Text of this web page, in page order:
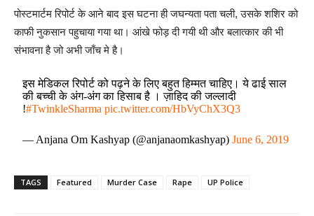
पोस्टमार्टम रिपोर्ट के आने बाद इस घटना ही जघन्यता पता चली, उसके शशिर को
काफी नुकसान पहुचाया गया था। आंखे फोड़ दी गयी थी और बलात्कार की भी
संभावना है जो अभी जाँच मे है।
इस मेडिकल रिपोर्ट को पढ़ने के लिए बहुत हिम्मत चाहिए। ये ढाई साल
की बच्ची के अंग-अंग का हिसाब है । ज़ाहिद की जल्लादी
!#TwinkleSharma pic.twitter.com/HbVyChX3Q3
— Anjana Om Kashyap (@anjanaomkashyap)June 6, 2019
TAGS Featured Murder Case Rape UP Police